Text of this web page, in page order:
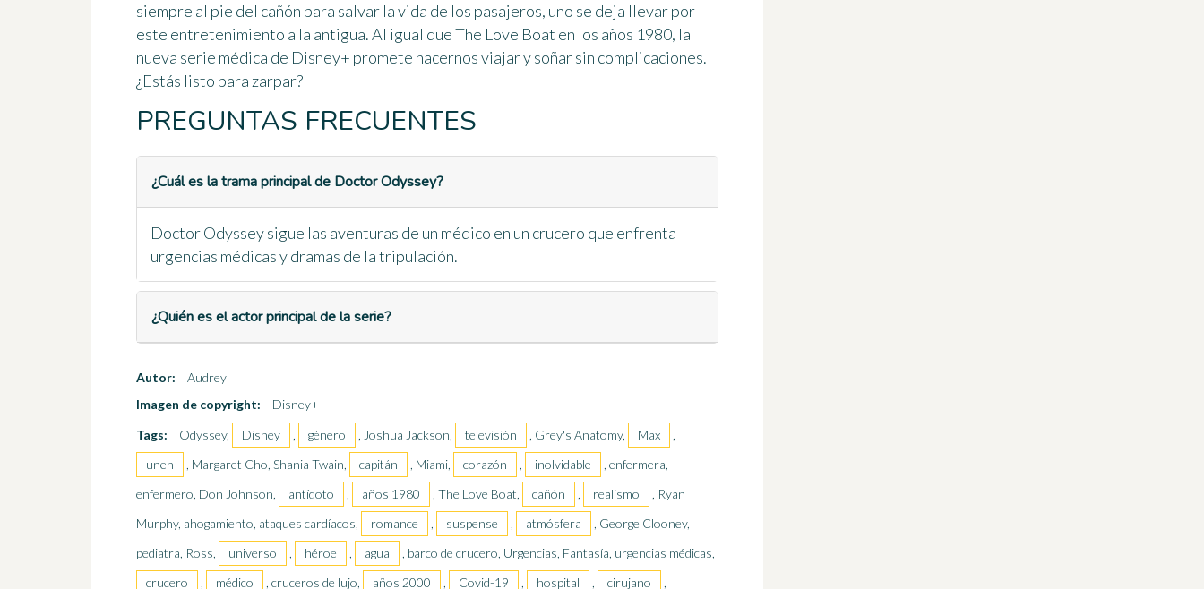
siempre al pie del cañón para salvar la vida de los pasajeros, uno se deja llevar por
este entretenimiento a la antigua. Al igual que The Love Boat en los años 1980, la
nueva serie médica de Disney+ promete hacernos viajar y soñar sin complicaciones.
¿Estás listo para zarpar?
PREGUNTAS FRECUENTES
¿Cuál es la trama principal de Doctor Odyssey?
Doctor Odyssey sigue las aventuras de un médico en un crucero que enfrenta
urgencias médicas y dramas de la tripulación.
¿Quién es el actor principal de la serie?
Autor:
Audrey
Imagen de copyright:
Disney+
Tags:
Odyssey, Disney , género , Joshua Jackson, televisión , Grey's Anatomy, Max
,
unen
, Margaret Cho, Shania Twain, capitán , Miami, corazón , inolvidable
, enfermera,
enfermero, Don Johnson,
antídoto , años 1980 , The Love Boat, cañón , realismo
, Ryan
Murphy, ahogamiento, ataques cardíacos,
romance , suspense , atmósfera
, George Clooney,
pediatra, Ross,
universo , héroe , agua
, barco de crucero, Urgencias, Fantasía, urgencias médicas,
crucero
, médico , cruceros de lujo, años 2000 , Covid-19 , hospital , cirujano
,